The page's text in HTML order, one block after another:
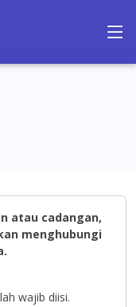
atau cadangan,
menghubungi
wajib diisi.